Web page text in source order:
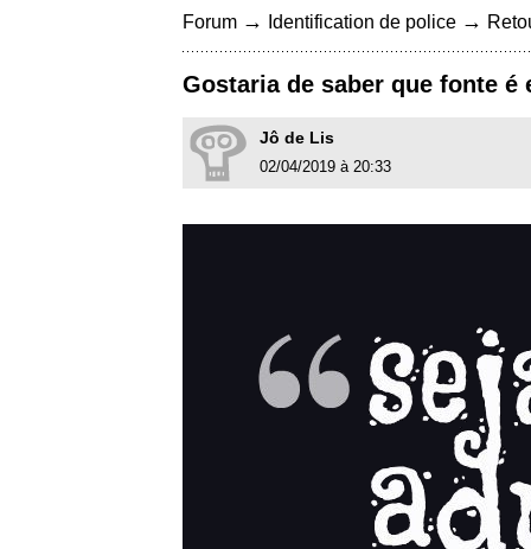
Forum → Identification de police →
Gostaria de saber que fonte é
Jô de Lis
02/04/2019 à 20:33